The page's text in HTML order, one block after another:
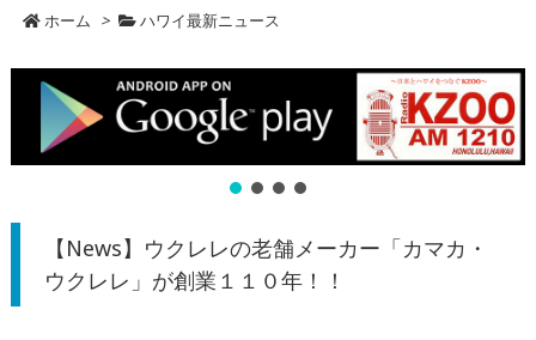
ホーム > ハワイ最新ニュース
【News】ウクレレの老舗メーカー「カマカ・
ウクレレ」が創業１１０年！！